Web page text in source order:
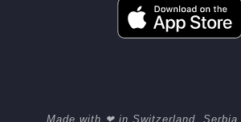
Made with ❤ in Switzerland, Serbia